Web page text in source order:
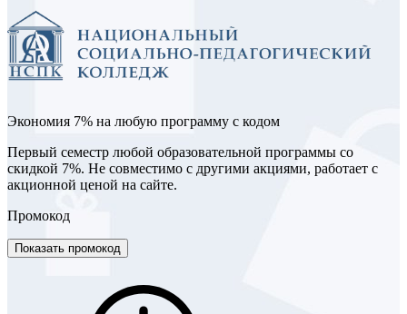
Экономия 7% на любую программу с кодом
Первый семестр любой образовательной программы со
скидкой 7%. Не совместимо с другими акциями, работает с
акционной ценой на сайте.
Промокод
Показать промокод